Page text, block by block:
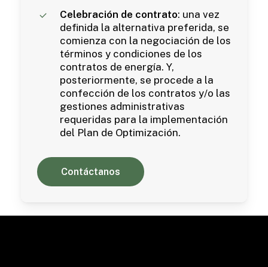
Celebración de contrato: una vez
definida la alternativa preferida, se
comienza con la negociación de los
términos y condiciones de los
contratos de energía. Y,
posteriormente, se procede a la
confección de los contratos y/o las
gestiones administrativas
requeridas para la implementación
del Plan de Optimización.
Contáctanos